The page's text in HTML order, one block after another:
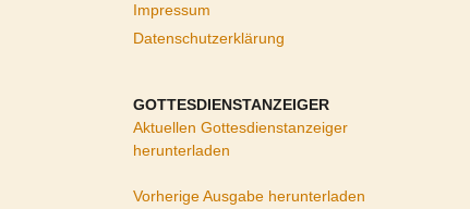
Impressum
Datenschutzerklärung
GOTTESDIENSTANZEIGER
Aktuellen Gottesdienstanzeiger
herunterladen
Vorherige Ausgabe herunterladen